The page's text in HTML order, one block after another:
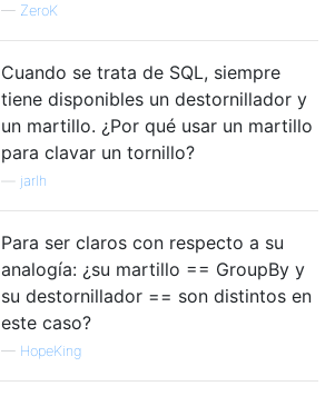
— ZeroK
Cuando se trata de SQL, siempre
tiene disponibles un destornillador y
un martillo. ¿Por qué usar un martillo
para clavar un tornillo?
jarlh
Para ser claros con respecto a su
analogía: ¿su martillo == GroupBy y
su destornillador == son distintos en
este caso?
— HopeKing